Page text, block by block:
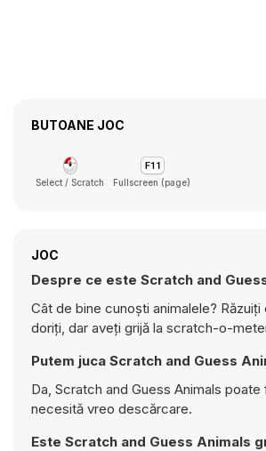
BUTOANE JOC
Select / Scratch Fullscreen (page)
JOC
Despre ce este Scratch and
Cât de bine cunoști animalele?
doriți, dar aveți grijă la scratch-o-
Putem juca Scratch and Guess
Da, Scratch and Guess Animals
necesită vreo descărcare.
Este Scratch and Guess Animals